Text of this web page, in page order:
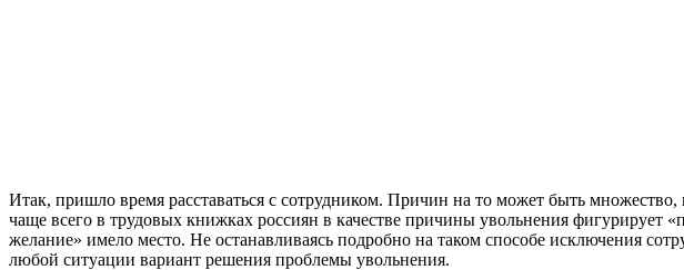
Итак, пришло время расставаться с сотрудником. Причин на то может быть
чаще всего в трудовых книжках россиян в качестве причины увольнения фигурирует
желание» имело место. Не останавливаясь подробно на таком способе исключения
любой ситуации вариант решения проблемы увольнения.